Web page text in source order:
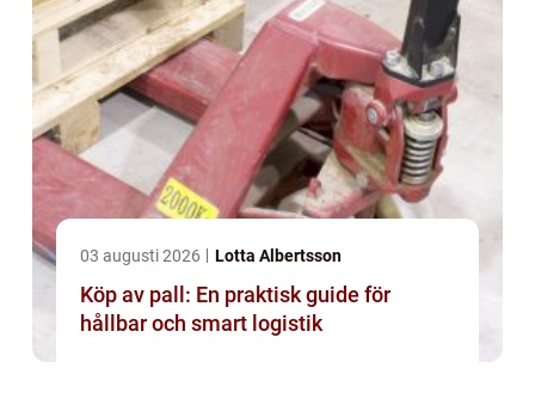
03 augusti 2026 Lotta Albertsson
Köp av pall: En praktisk guide för
hållbar och smart logistik